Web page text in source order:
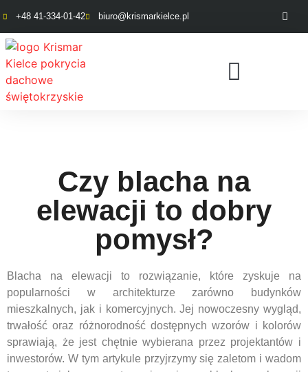
+48 41-334-01-42 biuro@krismarkielce.pl
Czy blacha na
elewacji to dobry
pomysł?
Blacha na elewacji to rozwiązanie, które zyskuje na
popularności w architekturze zarówno budynków
mieszkalnych, jak i komercyjnych. Jej nowoczesny wygląd,
trwałość oraz różnorodność dostępnych wzorów i kolorów
sprawiają, że jest chętnie wybierana przez projektantów i
inwestorów. W tym artykule przyjrzymy się zaletom i wadom